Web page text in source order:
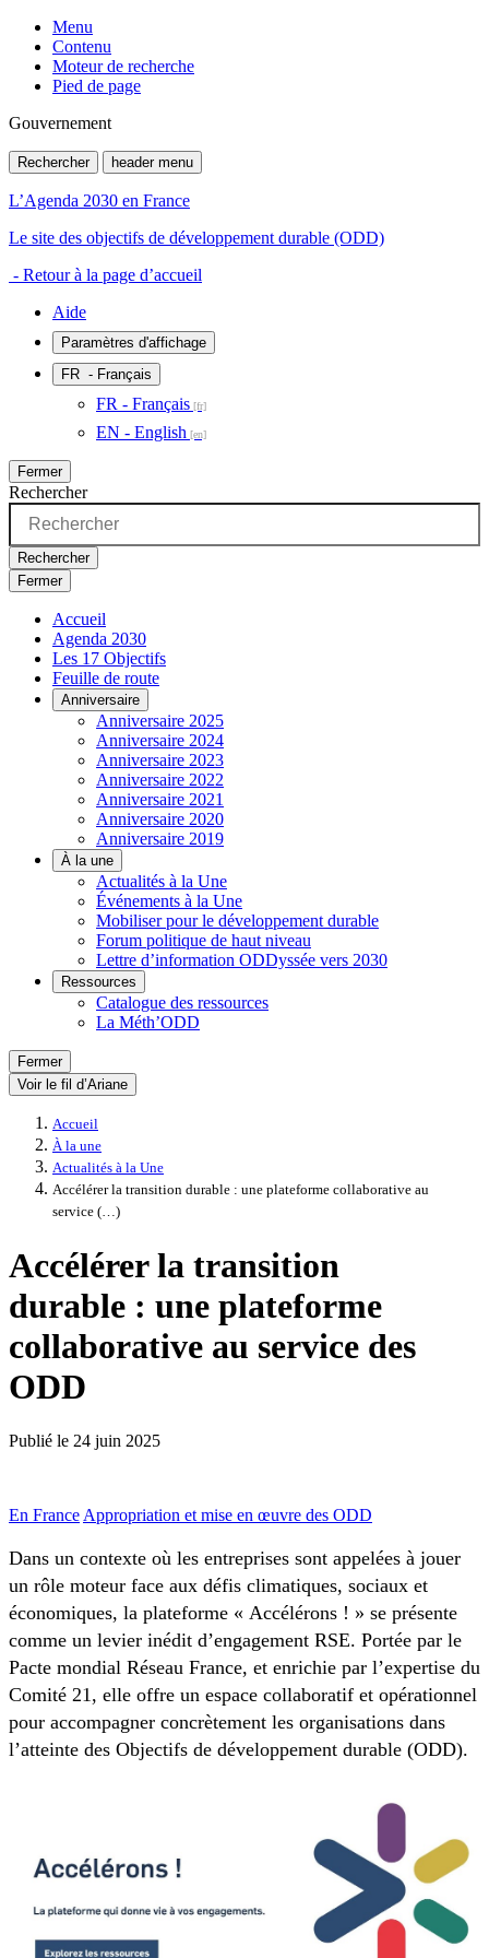
Menu
Contenu
Moteur de recherche
Pied de page
Gouvernement
Rechercher header menu
L’Agenda 2030 en France
Le site des objectifs de développement durable (ODD)
- Retour à la page d’accueil
Aide
Paramètres d'affichage
FR - Français
FR - Français
EN - English
Fermer
Rechercher
Rechercher
Fermer
Accueil
Agenda 2030
Les 17 Objectifs
Feuille de route
Anniversaire
Anniversaire 2025
Anniversaire 2024
Anniversaire 2023
Anniversaire 2022
Anniversaire 2021
Anniversaire 2020
Anniversaire 2019
À la une
Actualités à la Une
Événements à la Une
Mobiliser pour le développement durable
Forum politique de haut niveau
Lettre d’information ODDyssée vers 2030
Ressources
Catalogue des ressources
La Méth’ODD
Fermer
Voir le fil d’Ariane
Accueil
À la une
Actualités à la Une
Accélérer la transition durable : une plateforme collaborative au
service (…)
Accélérer la transition
durable : une plateforme
collaborative au service des
ODD
Publié le 24 juin 2025
En France Appropriation et mise en œuvre des ODD
Dans un contexte où les entreprises sont appelées à jouer
un rôle moteur face aux défis climatiques, sociaux et
économiques, la plateforme « Accélérons ! » se présente
comme un levier inédit d’engagement RSE. Portée par le
Pacte mondial Réseau France, et enrichie par l’expertise du
Comité 21, elle offre un espace collaboratif et opérationnel
pour accompagner concrètement les organisations dans
l’atteinte des Objectifs de développement durable (ODD).